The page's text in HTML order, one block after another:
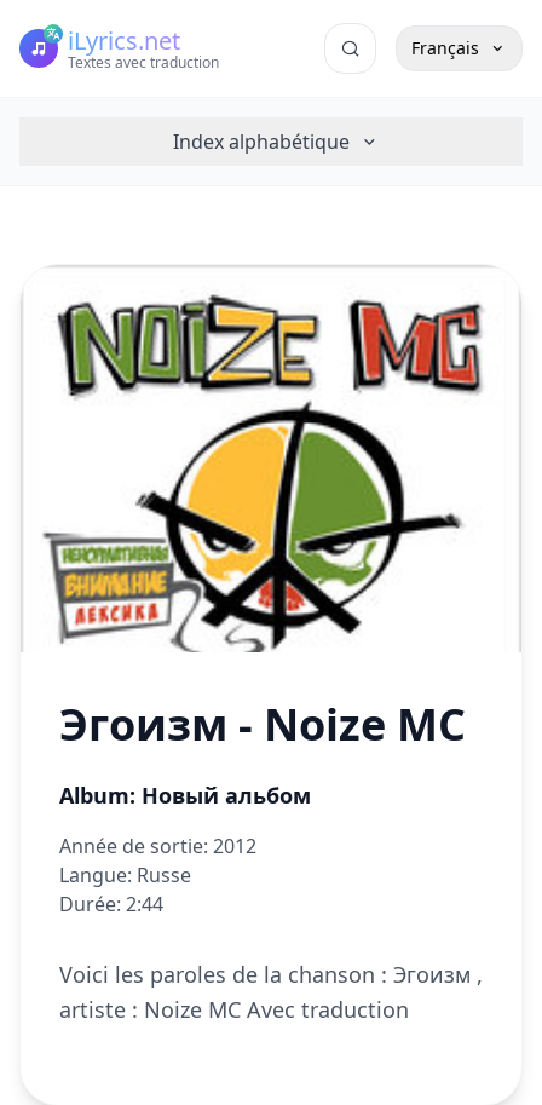
iLyrics.net
Textes avec traduction
Français
Index alphabétique
Эгоизм - Noize MC
Album: Новый альбом
Année de sortie: 2012
Langue: Russe
Durée: 2:44
Voici les paroles de la chanson : Эгоизм ,
artiste : Noize MC Avec traduction